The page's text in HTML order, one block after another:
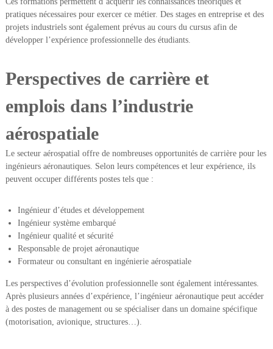
pratiques nécessaires pour exercer ce métier. Des stages en entreprise et des
projets industriels sont également prévus au cours du cursus afin de
développer l’expérience professionnelle des étudiants.
Perspectives de carrière et
emplois dans l’industrie
aérospatiale
Le secteur aérospatial offre de nombreuses opportunités de carrière pour les
ingénieurs aéronautiques. Selon leurs compétences et leur expérience, ils
peuvent occuper différents postes tels que :
Ingénieur d’études et développement
Ingénieur système embarqué
Ingénieur qualité et sécurité
Responsable de projet aéronautique
Formateur ou consultant en ingénierie aérospatiale
Les perspectives d’évolution professionnelle sont également intéressantes.
Après plusieurs années d’expérience, l’ingénieur aéronautique peut accéder
à des postes de management ou se spécialiser dans un domaine spécifique
(motorisation, avionique, structures…).